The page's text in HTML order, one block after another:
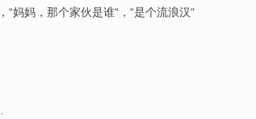
妈妈，那个家伙是谁“，“是个流浪汉“